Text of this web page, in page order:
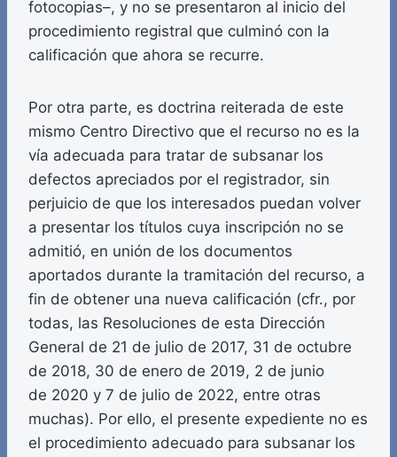
fotocopias–, y no se presentaron al inicio del
procedimiento registral que culminó con la
calificación que ahora se recurre.
Por otra parte, es doctrina reiterada de este
mismo Centro Directivo que el recurso no es la
vía adecuada para tratar de subsanar los
defectos apreciados por el registrador, sin
perjuicio de que los interesados puedan volver
a presentar los títulos cuya inscripción no se
admitió, en unión de los documentos
aportados durante la tramitación del recurso, a
fin de obtener una nueva calificación (cfr., por
todas, las Resoluciones de esta Dirección
General de 21 de julio de 2017, 31 de octubre
de 2018, 30 de enero de 2019, 2 de junio
de 2020 y 7 de julio de 2022, entre otras
muchas). Por ello, el presente expediente no es
el procedimiento adecuado para subsanar los